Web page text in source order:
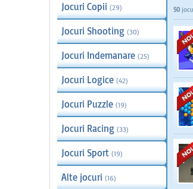
Jocuri Copii (29)
Jocuri Shooting (30)
Jocuri Indemanare (25)
Jocuri Logice (42)
Jocuri Puzzle (19)
Jocuri Racing (33)
Jocuri Sport (19)
Alte jocuri (16)
50